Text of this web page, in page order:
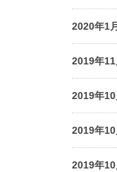
2020年1
2019年11
2019年10
2019年10
2019年10